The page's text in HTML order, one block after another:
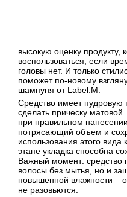
высокую оценку продукту,
воспользоваться, если
головы нет. И только
поможет по-новому
шампуня от Label.M.
Средство имеет пудровую
сделать прическу
при правильном
потрясающий объем и
использования этого
этапе укладка способна
Важный момент: средство
волосы без мытья, но и
повышенной влажности –
не разовьются.